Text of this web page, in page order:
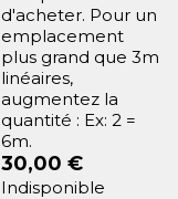
d'acheter. Pour un
emplacement
plus grand que 3m
linéaires,
augmentez la
quantité : Ex: 2 =
6m.
30,00 €
Indisponible